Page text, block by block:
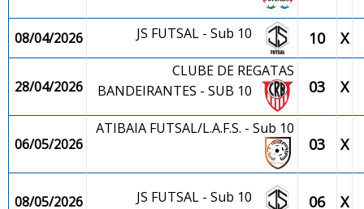
08/04/2026 JS FUTSAL - Sub 10 10 X
28/04/2026
CLUBE DE REGATAS
BANDEIRANTES - SUB 10
03 X
06/05/2026
ATIBAIA FUTSAL/L.A.F.S. - Sub 10
03 X
08/05/2026 JS FUTSAL - Sub 10 06 X